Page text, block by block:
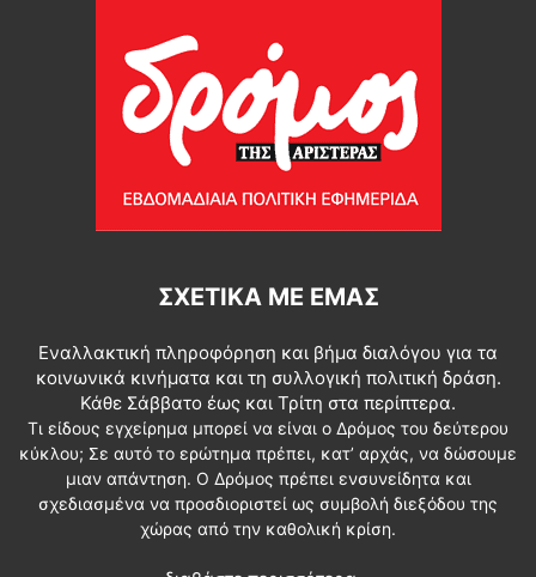
ΣΧΕΤΙΚΆ ΜΕ ΕΜΆΣ
Εναλλακτική πληροφόρηση και βήμα διαλόγου για τα
κοινωνικά κινήματα και τη συλλογική πολιτική δράση.
Κάθε Σάββατο έως και Τρίτη στα περίπτερα.
Τι είδους εγχείρημα μπορεί να είναι ο Δρόμος του δεύτερου
κύκλου; Σε αυτό το ερώτημα πρέπει, κατ’ αρχάς, να δώσουμε
μιαν απάντηση. Ο Δρόμος πρέπει ενσυνείδητα και
σχεδιασμένα να προσδιοριστεί ως συμβολή διεξόδου της
χώρας από την καθολική κρίση.